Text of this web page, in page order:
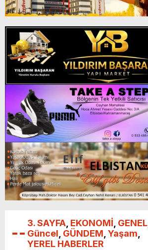
3. SAYFA EKONOMİ GENEL
Güncel GÜNDEM Yaşam
YEREL HABERLER